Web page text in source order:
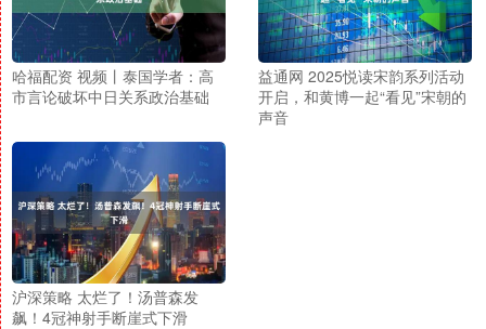
哈福配资 视频丨泰国学者：高
市言论破坏中日关系政治基础
益通网 2025悦读宋韵系列活动
开启，和黄博一起“看见”宋朝的
声音
沪深策略 太烂了！汤普森发
飙！4冠神射手断崖式下滑